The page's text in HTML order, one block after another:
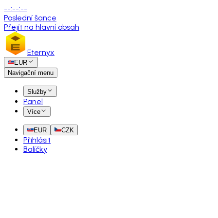
--:--:--
Poslední šance
Přejít na hlavní obsah
Eternyx
EUR
Navigační menu
Služby
Panel
Více
EUR CZK
Přihlásit
Balíčky